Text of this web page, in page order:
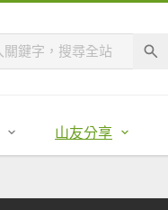
山友分享